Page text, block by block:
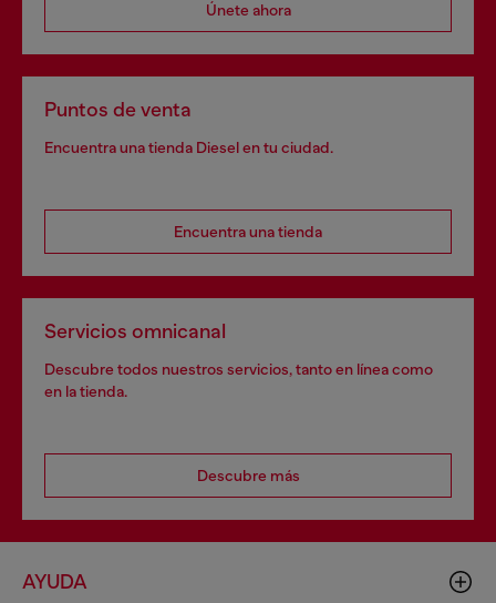
Únete ahora
Puntos de venta
Encuentra una tienda Diesel en tu ciudad.
Encuentra una tienda
Servicios omnicanal
Descubre todos nuestros servicios, tanto en línea como
en la tienda.
Descubre más
AYUDA